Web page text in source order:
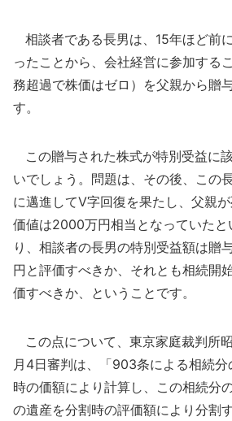
相談者である長男は、15年ほど前
ったことから、会社経営に参加する
務超過で株価はゼロ）を父親から贈
す。
この贈与された株式が特別受益に
いでしょう。問題は、その後、この
に邁進してV字回復を果たし、父親
価値は2000万円相当となっていたと
り、相談者の長男の特別受益額は贈
円と評価すべきか、それとも相続開
価すべきか、ということです。
この点について、東京家庭裁判所
月4日審判は、「903条による相続分
時の価額により計算し、この相続分
の遺産を分割時の評価額により分割